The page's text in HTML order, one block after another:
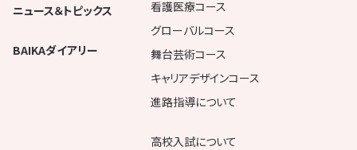
ニュース＆トピックス
BAIKAダイアリー
看護医療コース
グローバルコース
舞台芸術コース
キャリアデザインコース
進路指導について
高校入試について